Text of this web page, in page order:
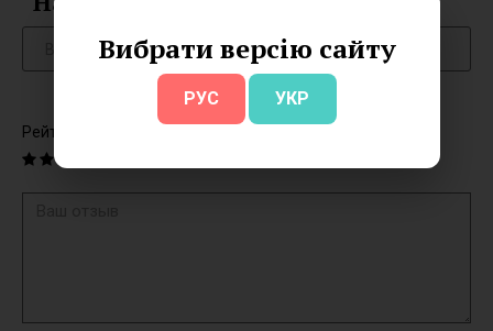
Вибрати версію сайту
РУС УКР
Рейтинг